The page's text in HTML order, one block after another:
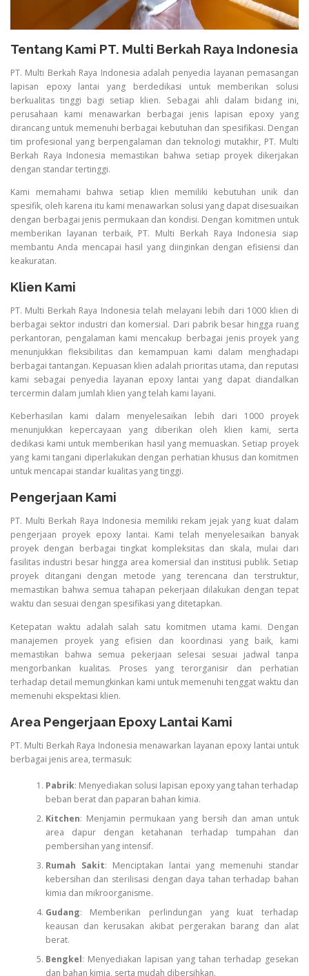
Tentang Kami PT. Multi Berkah Raya Indonesia
PT. Multi Berkah Raya Indonesia adalah penyedia layanan pemasangan
lapisan epoxy lantai yang berdedikasi untuk memberikan solusi
berkualitas tinggi bagi setiap klien. Sebagai ahli dalam bidang ini,
perusahaan kami menawarkan berbagai jenis lapisan epoxy yang
dirancang untuk memenuhi berbagai kebutuhan dan spesifikasi. Dengan
tim profesional yang berpengalaman dan teknologi mutakhir, PT. Multi
Berkah Raya Indonesia memastikan bahwa setiap proyek dikerjakan
dengan standar tertinggi.
Kami memahami bahwa setiap klien memiliki kebutuhan unik dan
spesifik, oleh karena itu kami menawarkan solusi yang dapat disesuaikan
dengan berbagai jenis permukaan dan kondisi. Dengan komitmen untuk
memberikan layanan terbaik, PT. Multi Berkah Raya Indonesia siap
membantu Anda mencapai hasil yang diinginkan dengan efisiensi dan
keakuratan.
Klien Kami
PT. Multi Berkah Raya Indonesia telah melayani lebih dari 1000 klien di
berbagai sektor industri dan komersial. Dari pabrik besar hingga ruang
perkantoran, pengalaman kami mencakup berbagai jenis proyek yang
menunjukkan fleksibilitas dan kemampuan kami dalam menghadapi
berbagai tantangan. Kepuasan klien adalah prioritas utama, dan reputasi
kami sebagai penyedia layanan epoxy lantai yang dapat diandalkan
tercermin dalam jumlah klien yang telah kami layani.
Keberhasilan kami dalam menyelesaikan lebih dari 1000 proyek
menunjukkan kepercayaan yang diberikan oleh klien kami, serta
dedikasi kami untuk memberikan hasil yang memuaskan. Setiap proyek
yang kami tangani diperlakukan dengan perhatian khusus dan komitmen
untuk mencapai standar kualitas yang tinggi.
Pengerjaan Kami
PT. Multi Berkah Raya Indonesia memiliki rekam jejak yang kuat dalam
pengerjaan proyek epoxy lantai. Kami telah menyelesaikan banyak
proyek dengan berbagai tingkat kompleksitas dan skala, mulai dari
fasilitas industri besar hingga area komersial dan institusi publik. Setiap
proyek ditangani dengan metode yang terencana dan terstruktur,
memastikan bahwa semua tahapan pekerjaan dilakukan dengan tepat
waktu dan sesuai dengan spesifikasi yang ditetapkan.
Ketepatan waktu adalah salah satu komitmen utama kami. Dengan
manajemen proyek yang efisien dan koordinasi yang baik, kami
memastikan bahwa semua pekerjaan selesai sesuai jadwal tanpa
mengorbankan kualitas. Proses yang terorganisir dan perhatian
terhadap detail memungkinkan kami untuk memenuhi tenggat waktu dan
memenuhi ekspektasi klien.
Area Pengerjaan Epoxy Lantai Kami
PT. Multi Berkah Raya Indonesia menawarkan layanan epoxy lantai untuk
berbagai jenis area, termasuk:
Pabrik: Menyediakan solusi lapisan epoxy yang tahan terhadap
beban berat dan paparan bahan kimia.
Kitchen: Menjamin permukaan yang bersih dan aman untuk
area dapur dengan ketahanan terhadap tumpahan dan
pembersihan yang intensif.
Rumah Sakit: Menciptakan lantai yang memenuhi standar
kebersihan dan sterilisasi dengan daya tahan terhadap bahan
kimia dan mikroorganisme.
Gudang: Memberikan perlindungan yang kuat terhadap
keausan dan kerusakan akibat pergerakan barang dan alat
berat.
Bengkel: Menyediakan lapisan yang tahan terhadap gesekan
dan bahan kimia, serta mudah dibersihkan.